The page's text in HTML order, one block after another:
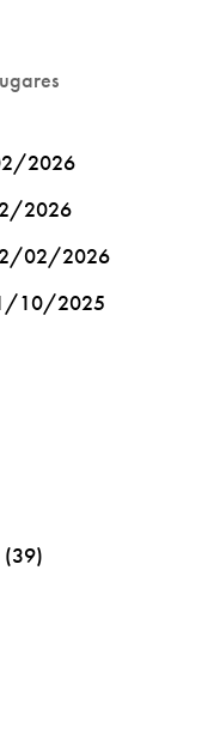
2026
2026
02/2026
10/2025
(39)